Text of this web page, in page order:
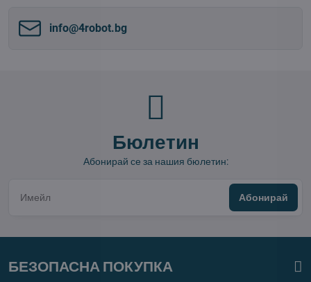
info​@4robot​.bg
Бюлетин
Абонирай се за нашия бюлетин:
Абонирай
БЕЗОПАСНА ПОКУПКА